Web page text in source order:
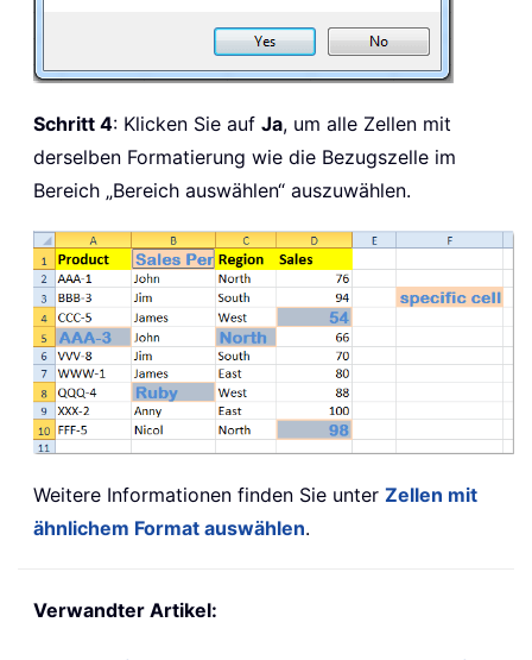
Schritt 4: Klicken Sie auf Ja, um alle Zellen mit
derselben Formatierung wie die Bezugszelle im
Bereich „Bereich auswählen“ auszuwählen.
Weitere Informationen finden Sie unter Zellen mit
ähnlichem Format auswählen.
Verwandter Artikel: